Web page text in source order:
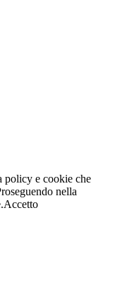
policy e cookie che
nella
Accetto